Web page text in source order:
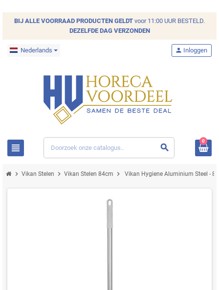
BIJ ALLE VOORRAAD PRODUCTEN GELDT voor 11:00 UUR BESTELD.
DEZELFDE DAG VERZONDEN
Nederlands
view_headline search
person Inloggen
0
chevron_right Vikan Stelen chevron_right Vikan Stelen 84cm chevron_right Vikan Hygiene Aluminium Steel -